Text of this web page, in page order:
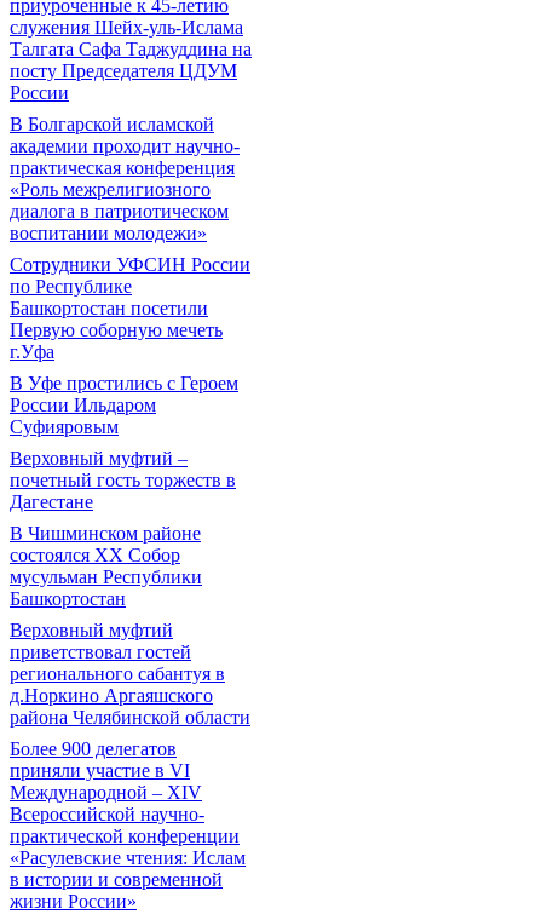
приуроченные к 45-летию
служения Шейх-уль-Ислама
Талгата Сафа Таджуддина на
посту Председателя ЦДУМ
России
В Болгарской исламской
академии проходит научно-
практическая конференция
«Роль межрелигиозного
диалога в патриотическом
воспитании молодежи»
Сотрудники УФСИН России
по Республике
Башкортостан посетили
Первую соборную мечеть
г.Уфа
В Уфе простились с Героем
России Ильдаром
Суфияровым
Верховный муфтий –
почетный гость торжеств в
Дагестане
В Чишминском районе
состоялся XX Собор
мусульман Республики
Башкортостан
Верховный муфтий
приветствовал гостей
регионального сабантуя в
д.Норкино Аргаяшского
района Челябинской области
Более 900 делегатов
приняли участие в VI
Международной – ХIV
Всероссийской научно-
практической конференции
«Расулевские чтения: Ислам
в истории и современной
жизни России»